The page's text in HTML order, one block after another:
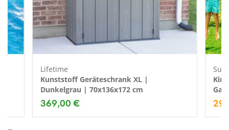
Lifetime
Kunststoff Geräteschrank XL |
Dunkelgrau | 70x136x172 cm
369,00 €